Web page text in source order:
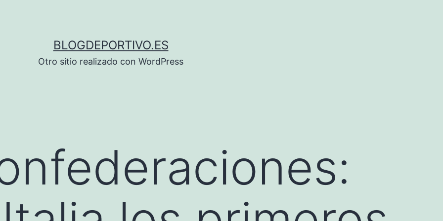
BLOGDEPORTIVO.ES
Otro sitio realizado con WordPress